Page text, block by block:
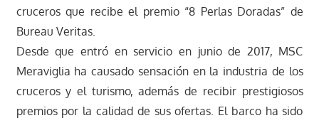
cruceros que recibe el premio “8 Perlas Doradas” de
Bureau Veritas.
Desde que entró en servicio en junio de 2017, MSC
Meraviglia ha causado sensación en la industria de los
cruceros y el turismo, además de recibir prestigiosos
premios por la calidad de sus ofertas. El barco ha sido